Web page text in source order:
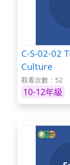
C-S-02-02
Culture
觀看次數：52
10-12年級